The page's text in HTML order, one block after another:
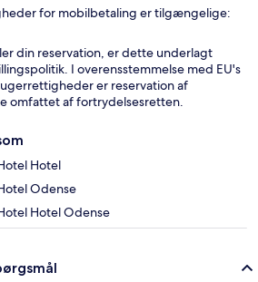
for mobilbetaling er tilgængelige:
din reservation, er dette underlagt
I overensstemmelse med EU's
er reservation af
omfattet af fortrydelsesretten.
Hotel
Odense
Hotel Odense